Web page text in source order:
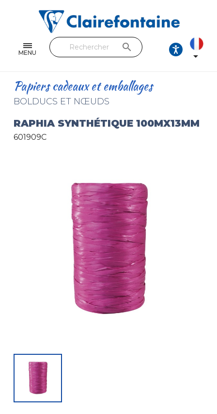
MENU
Feuilles & Copies
Beaux-arts & Dessin
Loisirs créatifs
Papiers cadeaux et emballages
Cuir & trousses
Toutes les collections
search

Papiers cadeaux et emballages
BOLDUCS ET NŒUDS
RAPHIA SYNTHÉTIQUE 100MX13MM
601909C